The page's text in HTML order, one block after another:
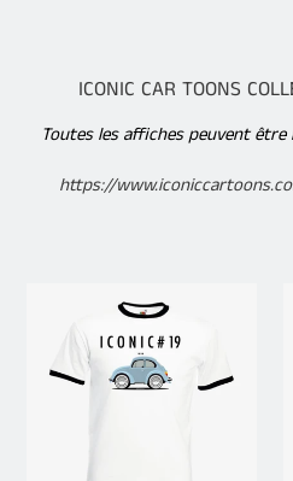
ICONIC CAR TOONS
Toutes les affiches peuvent
https://
VISUEL